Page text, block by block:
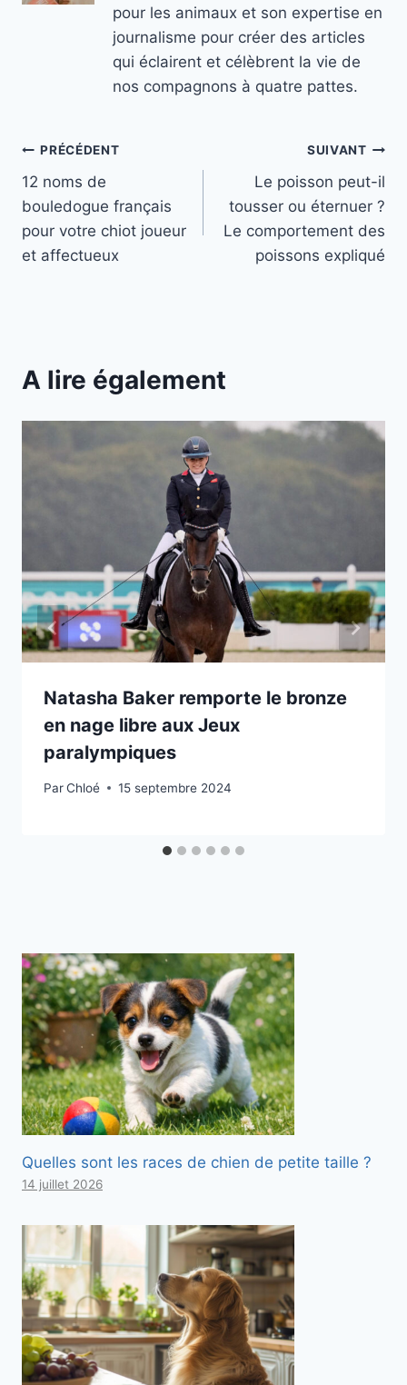
pour les animaux et son expertise en
journalisme pour créer des articles
qui éclairent et célèbrent la vie de
nos compagnons à quatre pattes.
Navigation
de
l’article
PRÉCÉDENT
12 noms de
bouledogue français
pour votre chiot joueur
et affectueux
SUIVANT
Le poisson peut-il
tousser ou éternuer ?
Le comportement des
poissons expliqué
A lire également
Natasha Baker remporte le bronze
en nage libre aux Jeux
paralympiques
ParChloé 15 septembre 2024
Quelles sont les races de chien de petite taille ?
14 juillet 2026